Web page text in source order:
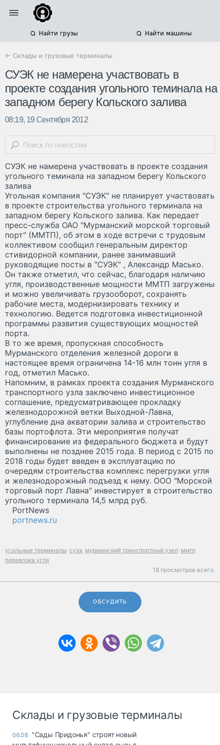
Найти грузы Найти машины
← Склады и грузовые терминалы
СУЭК не намерена участвовать в
проекте создания угольного теминала на
западном берегу Кольского залива
08:19, 19 Сентября 2012
СУЭК не намерена участвовать в проекте создания
угольного теминала на западном берегу Кольского
залива
Угольная компания "СУЭК" не планирует участвовать
в проекте строительства угольного терминала на
западном берегу Кольского залива. Как передает
пресс-служба ОАО "Мурманский морской торговый
порт" (ММТП), об этом в ходе встречи с трудовым
коллективом сообщил генеральным директор
стивидорной компании, ранее занимавший
руководящие посты в "СУЭК" , Александр Масько.
Он также отметил, что сейчас, благодаря наличию
угля, производственные мощности ММТП загружены
и можно увеличивать грузооборот, сохранять
рабочие места, модернизировать технику и
технологию. Ведется подготовка инвестиционной
программы развития существующих мощностей
порта.
В то же время, пропускная способность
Мурманского отделения железной дороги в
настоящее время ограничена 14-16 млн тонн угля в
год, отметил Масько.
Напомним, в рамках проекта создания Мурманского
транспортного узла заключено инвестиционное
соглашение, предусматривающее прокладку
железнодорожной ветки Выходной-Лавна,
углубление дна акватории залива и строительство
базы портофлота. Эти мероприятия получат
финансирование из федерального бюджета и будут
выполнены не позднее 2015 года. В период с 2015 по
2018 годы будет введен в эксплуатацию по
очередям строительства комплекс перегрузки угля
и железнодорожный подъезд к нему. ООО "Морской
торговый порт Лавна" инвестирует в строительство
угольного терминала 14,5 млрд руб.
PortNews
portnews.ru
угольные терминалы суэк мурманский транспортный узел ммтп
перевозка угля
18 просмотров всего.
ОБСУДИТЬ
Склады и грузовые терминалы
06.08 "Сады Придонья" строят новый